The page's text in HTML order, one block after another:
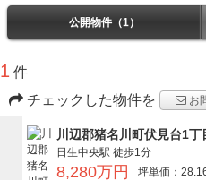
公開物件（1）
1 件
チェックした物件を
お
川辺郡猪名川町伏見台1丁
日生中央駅 徒歩1分
8,280万円
坪単価：